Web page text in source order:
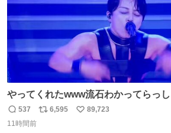
やってくれたwww流石わかってらっ
#西川貴教
返
信
537
リ
6,595
い
89,723
11時間前